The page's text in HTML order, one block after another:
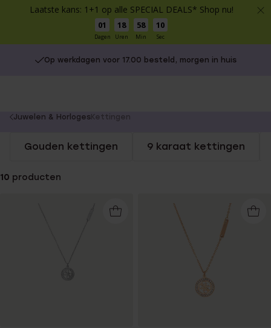
Laatste kans: 1+1 op alle SPECIAL DEALS* Shop nu!
01
Dagen
18
Uren
58
Min
10
Sec
Op werkdagen voor 17.00 besteld, morgen in huis
You
here:
Juwelen & Horloges Kettingen
Gouden kettingen 9 karaat kettingen
10 producten